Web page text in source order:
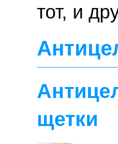
тот, и
щетки